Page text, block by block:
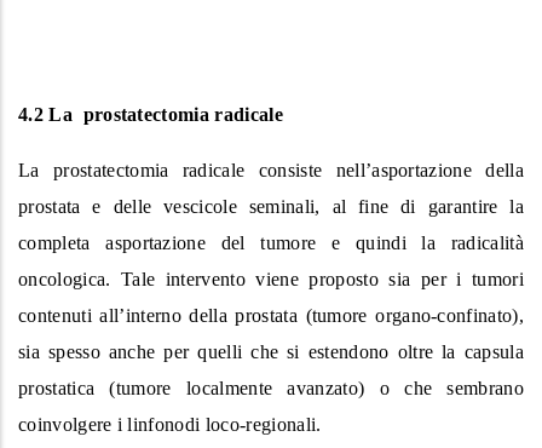
4.2 La prostatectomia radicale
La prostatectomia radicale consiste nell’asportazione della
prostata e delle vescicole seminali, al fine di garantire la
completa asportazione del tumore e quindi la radicalità
oncologica. Tale intervento viene proposto sia per i tumori
contenuti all’interno della prostata (tumore organo-confinato),
sia spesso anche per quelli che si estendono oltre la capsula
prostatica (tumore localmente avanzato) o che sembrano
coinvolgere i linfonodi loco-regionali.